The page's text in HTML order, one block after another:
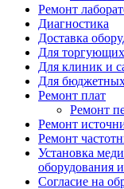
Ремонт
Диагностика
Доставка
Для
Для клиник и
Для
Ремонт плат
Ремонт
Ремонт
Ремонт
Установка
оборудования
Согласие на